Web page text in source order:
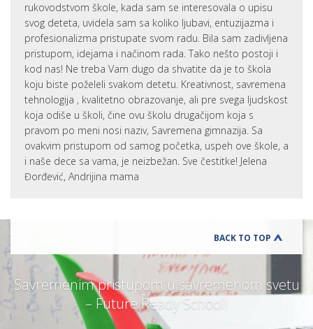
rukovodstvom škole, kada sam se interesovala o upisu
svog deteta, uvidela sam sa koliko ljubavi, entuzijazma i
profesionalizma pristupate svom radu. Bila sam zadivljena
pristupom, idejama i načinom rada. Tako nešto postoji i
kod nas! Ne treba Vam dugo da shvatite da je to škola
koju biste poželeli svakom detetu. Kreativnost, savremena
tehnologija , kvalitetno obrazovanje, ali pre svega ljudskost
koja odiše u školi, čine ovu školu drugačijom koja s
pravom po meni nosi naziv, Savremena gimnazija. Sa
ovakvim pristupom od samog početka, uspeh ove škole, a
i naše dece sa vama, je neizbežan. Sve čestitke! Jelena
Đorđević, Andrijina mama
BACK TO TOP
Savremenim pristupom u savremenom svetu
– Future Ready School!